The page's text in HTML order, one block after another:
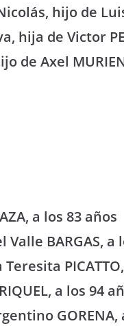
hijo de
hija de Victor
de Axel
a los 83 años
Valle BARGAS, a
Teresita
a los 94
GORENA,